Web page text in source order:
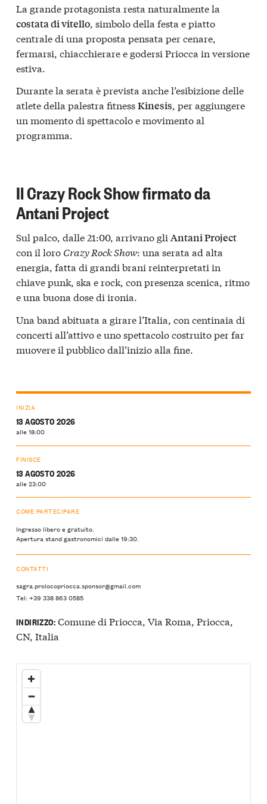
La grande protagonista resta naturalmente la
costata di vitello, simbolo della festa e piatto
centrale di una proposta pensata per cenare,
fermarsi, chiacchierare e godersi Priocca in versione
estiva.
Durante la serata è prevista anche l’esibizione delle
atlete della palestra fitnessKinesis, per aggiungere
un momento di spettacolo e movimento al
programma.
Il Crazy Rock Show firmato da
Antani Project
Sul palco, dalle 21:00, arrivano gli Antani Project
con il loro Crazy Rock Show: una serata ad alta
energia, fatta di grandi brani reinterpretati in
chiave punk, ska e rock, con presenza scenica, ritmo
e una buona dose di ironia.
Una band abituata a girare l’Italia, con centinaia di
concerti all’attivo e uno spettacolo costruito per far
muovere il pubblico dall’inizio alla fine.
INIZIA
13 AGOSTO 2026
alle 18:00
FINISCE
13 AGOSTO 2026
alle 23:00
COME PARTECIPARE
Ingresso libero e gratuito.
Apertura stand gastronomici dalle 19:30.
CONTATTI
sagra.prolocopriocca.sponsor@gmail.com
Tel: +39 338 863 0585
INDIRIZZO:Comune di Priocca, Via Roma, Priocca,
CN, Italia